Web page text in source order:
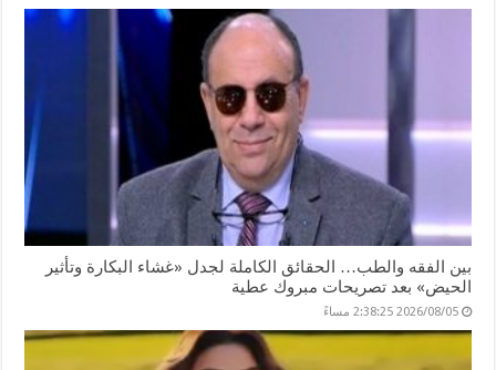
بين الفقه والطب… الحقائق الكاملة لجدل «غشاء البكارة وتأثير
الحيض» بعد تصريحات مبروك عطية
2026/08/05 2:38:25 مساءً